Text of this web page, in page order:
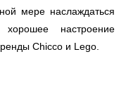
мере наслаждаться
настроение
Chicco и Lego.